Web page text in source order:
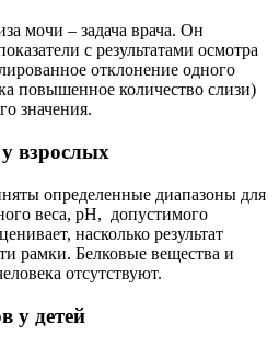
мочи – задача врача. Он
с результатами осмотра
отклонение одного
повышенное количество слизи)
значения.
взрослых
определенные диапазоны для
веса, pH, допустимого
насколько результат
рамки. Белковые вещества и
отсутствуют.
у детей